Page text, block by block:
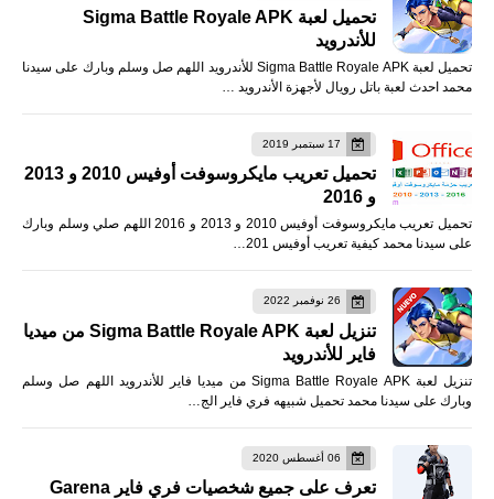
تحميل لعبة Sigma Battle Royale APK
للأندرويد
تحميل لعبة Sigma Battle Royale APK للأندرويد اللهم صل وسلم وبارك على سيدنا
محمد احدث لعبة باتل رويال لأجهزة الأندرويد …
17 سبتمبر 2019
تحميل تعريب مايكروسوفت أوفيس 2010 و 2013
و 2016
تحميل تعريب مايكروسوفت أوفيس 2010 و 2013 و 2016 اللهم صلي وسلم وبارك
على سيدنا محمد كيفية تعريب أوفيس 201…
26 نوفمبر 2022
تنزيل لعبة Sigma Battle Royale APK من ميديا
فاير للأندرويد
تنزيل لعبة Sigma Battle Royale APK من ميديا فاير للأندرويد اللهم صل وسلم
وبارك على سيدنا محمد تحميل شبيهه فري فاير الج…
06 أغسطس 2020
تعرف على جميع شخصيات فري فاير Garena